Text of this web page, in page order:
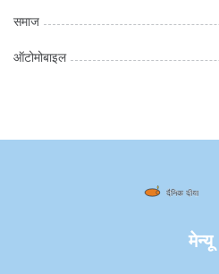
समाज
ऑटोमोबाइल
मेन्यू